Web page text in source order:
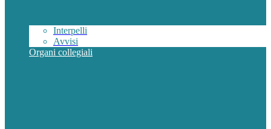
Interpelli
Avvisi
Organi collegiali